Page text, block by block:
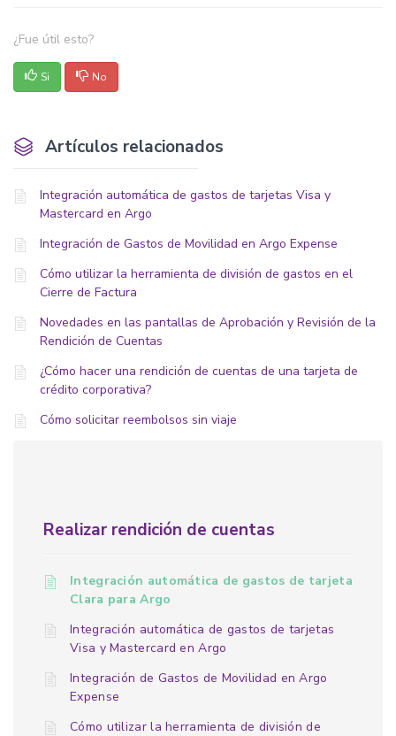
¿Fue útil esto?
Si No
Artículos relacionados
Integración automática de gastos de tarjetas Visa y
Mastercard en Argo
Integración de Gastos de Movilidad en Argo Expense
Cómo utilizar la herramienta de división de gastos en el
Cierre de Factura
Novedades en las pantallas de Aprobación y Revisión de la
Rendición de Cuentas
¿Cómo hacer una rendición de cuentas de una tarjeta de
crédito corporativa?
Cómo solicitar reembolsos sin viaje
Realizar rendición de cuentas
Integración automática de gastos de tarjeta
Clara para Argo
Integración automática de gastos de tarjetas
Visa y Mastercard en Argo
Integración de Gastos de Movilidad en Argo
Expense
Cómo utilizar la herramienta de división de